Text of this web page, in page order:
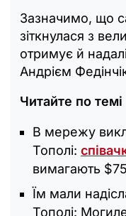
Зазначимо, що
зіткнулася з
отримує й
Андрієм
Читайте по темі
В мережу
Тополі:
вимагають
Їм мали
Тополі: